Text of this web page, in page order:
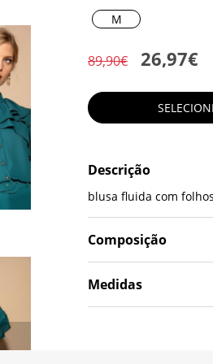
M
89,90€ 26,97€
Descrição
blusa fluida com
Composição
Medidas